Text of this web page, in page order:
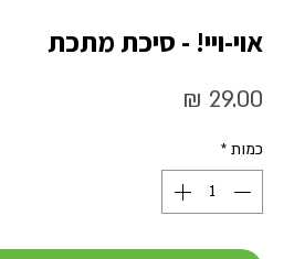
אוי-ויי! - סיכת מתכת
כמות *